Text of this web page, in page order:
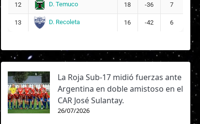
12 D. Temuco 18 -36 7
13 D. Recoleta 16 -42 6
La Roja Sub-17 midió fuerzas ante
Argentina en doble amistoso en el
CAR José Sulantay.
26/07/2026